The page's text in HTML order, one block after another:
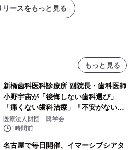
リースをもっと見る
もっと見る
新橋歯科医科診療所 副院長・歯科医師
小野宇宙が「後悔しない歯科選び」
「痛くない歯科治療」「不安がない治
療計画」をテーマに専門監修
医療法人財団 興学会
1時間前
名古屋で毎日開催、イマーシブシアタ